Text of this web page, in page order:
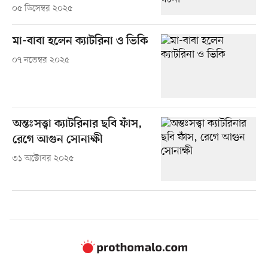
০৫ ডিসেম্বর ২০২৫
মা-বাবা হলেন ক্যাটরিনা ও ভিকি
০৭ নভেম্বর ২০২৫
অন্তঃসত্ত্বা ক্যাটরিনার ছবি ফাঁস,
রেগে আগুন সোনাক্ষী
৩১ অক্টোবর ২০২৫